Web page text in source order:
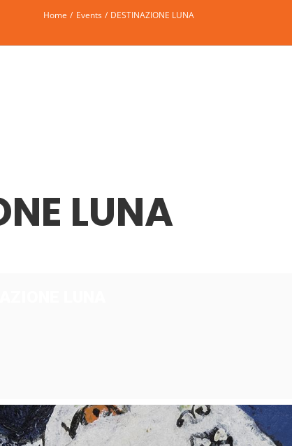
Home Events DESTINAZIONE LUNA
LUNA